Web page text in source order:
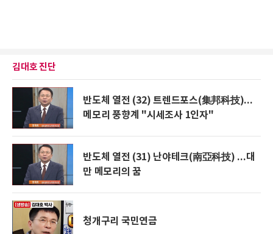
김대호 진단
반도체 열전 (32) 트렌드포스(集邦科技)...
메모리 풍향계 "시세조사 1인자"
반도체 열전 (31) 난야테크(南亞科技) ...대
만 메모리의 꿈
청개구리 국민연금